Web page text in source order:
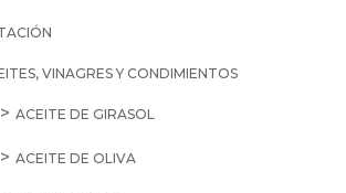
VINAGRES Y CONDIMIENTOS
ACEITE DE GIRASOL
ACEITE DE OLIVA